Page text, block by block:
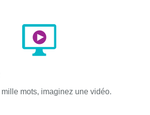
mots, imaginez une vidéo.